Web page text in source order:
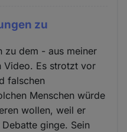
zu
zu dem - aus meiner
Video. Es strotzt vor
falschen
Menschen würde
wollen, weil er
ginge. Sein